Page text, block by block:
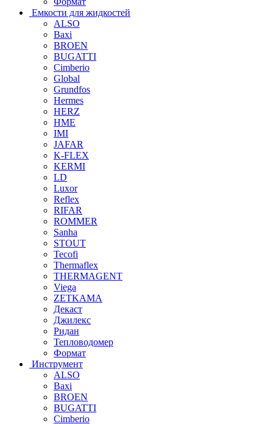
Емкости для жидкостей
ALSO
Baxi
BROEN
BUGATTI
Cimberio
Global
Grundfos
Hermes
HERZ
HME
IMI
JAFAR
K-FLEX
KERMI
LD
Luxor
Reflex
RIFAR
ROMMER
Sanha
STOUT
Tecofi
Thermaflex
THERMAGENT
Viega
ZETKAMA
Декаст
Джилекс
Ридан
Тепловодомер
Формат
Инструмент
ALSO
Baxi
BROEN
BUGATTI
Cimberio